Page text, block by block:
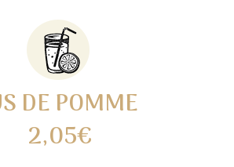
DE POMME
2,05€